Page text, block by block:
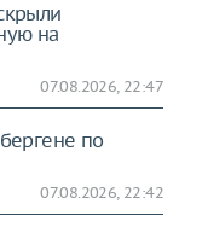
на
07.08.2026, 22:47
по
07.08.2026, 22:42